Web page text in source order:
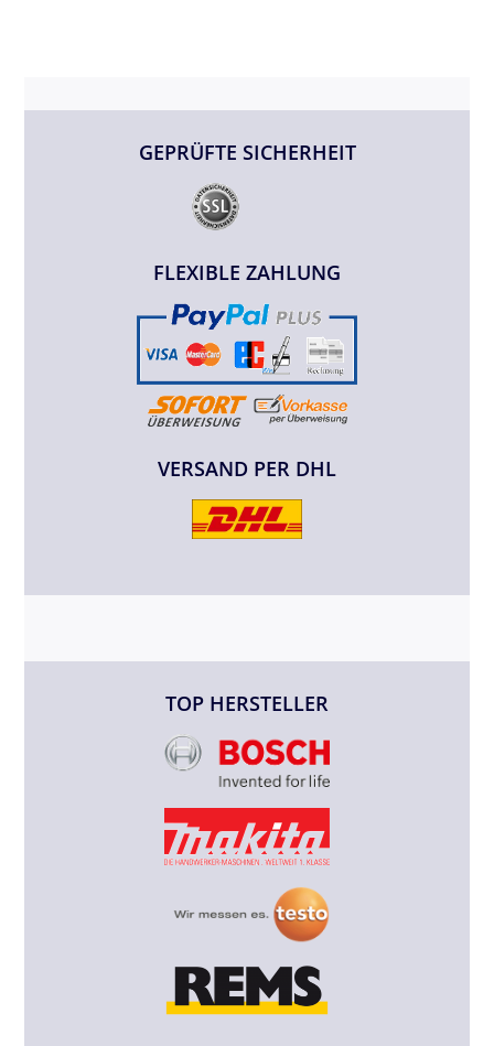
GEPRÜFTE SICHERHEIT
FLEXIBLE ZAHLUNG
VERSAND PER DHL
TOP HERSTELLER